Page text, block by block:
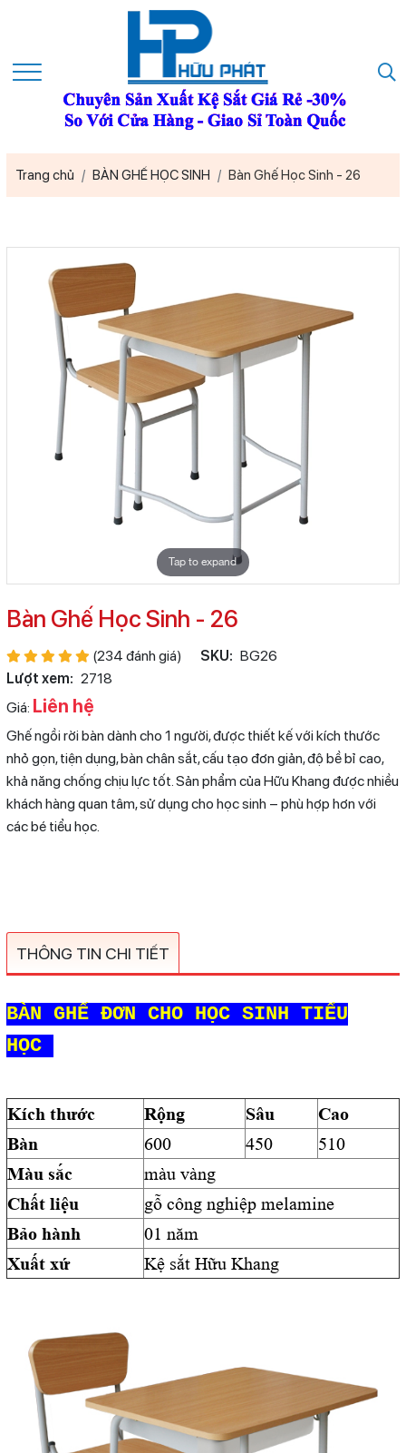
Trang chủ BÀN GHẾ HỌC SINH Bàn Ghế Học Sinh - 26
Tap to expand
Bàn Ghế Học Sinh - 26
(234 đánh giá) SKU: BG26
Lượt xem: 2718
Giá: Liên hệ
Ghế ngồi rời bàn dành cho 1 người, được thiết kế với kích thước
nhỏ gọn, tiện dụng, bàn chân sắt, cấu tạo đơn giản, độ bề bỉ cao,
khả năng chống chịu lực tốt. Sản phẩm của Hữu Khang được nhiều
khách hàng quan tâm, sử dụng cho học sinh – phù hợp hơn với
các bé tiểu học.
THÔNG TIN CHI TIẾT
BÀN GHẾ ĐƠN CHO HỌC SINH TIỂU
HỌC
Kích thước Rộng Sâu
Cao
Bàn
600 450
510
Màu sắc
màu vàng
Chất liệu
gỗ công nghiệp melamine
Bảo hành
01 năm
Xuất xứ
Kệ sắt Hữu Khang